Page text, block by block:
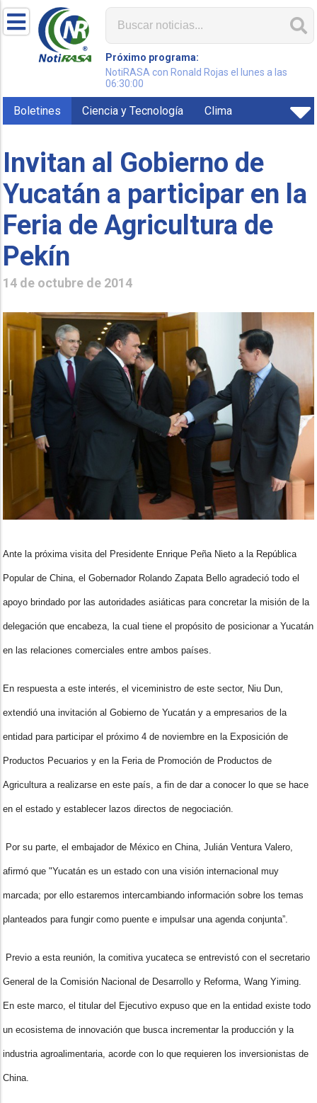
Próximo programa:
NotiRASA con Ronald Rojas el lunes a las
06:30:00
Boletines Ciencia y Tecnología Clima
Invitan al Gobierno de
Yucatán a participar en la
Feria de Agricultura de
Pekín
14 de octubre de 2014
Ante la próxima visita del Presidente Enrique Peña Nieto a la República
Popular de China, el Gobernador Rolando Zapata Bello agradeció todo el
apoyo brindado por las autoridades asiáticas para concretar la misión de la
delegación que encabeza, la cual tiene el propósito de posicionar a Yucatán
en las relaciones comerciales entre ambos países.
En respuesta a este interés, el viceministro de este sector, Niu Dun,
extendió una invitación al Gobierno de Yucatán y a empresarios de la
entidad para participar el próximo 4 de noviembre en la Exposición de
Productos Pecuarios y en la Feria de Promoción de Productos de
Agricultura a realizarse en este país, a fin de dar a conocer lo que se hace
en el estado y establecer lazos directos de negociación.
Por su parte, el embajador de México en China, Julián Ventura Valero,
afirmó que "Yucatán es un estado con una visión internacional muy
marcada; por ello estaremos intercambiando información sobre los temas
planteados para fungir como puente e impulsar una agenda conjunta”.
Previo a esta reunión, la comitiva yucateca se entrevistó con el secretario
General de la Comisión Nacional de Desarrollo y Reforma, Wang Yiming.
En este marco, el titular del Ejecutivo expuso que en la entidad existe todo
un ecosistema de innovación que busca incrementar la producción y la
industria agroalimentaria, acorde con lo que requieren los inversionistas de
China.